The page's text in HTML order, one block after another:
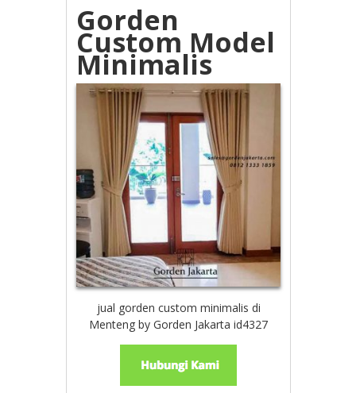
Gorden
Custom Model
Minimalis
jual gorden custom minimalis di
Menteng by Gorden Jakarta id4327